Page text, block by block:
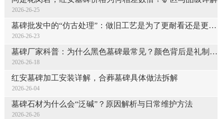
2026-26-25
墓碑批发中的“仿古处理”：做旧工艺是为了更耐看还是更耐候？
2026-26-23
墓碑厂家科普：为什么黑色墓碑最常见？颜色背后是礼制还是审美？
2026-26-18
红安墓碑加工安装详解，合葬墓碑具体做法拆解
2026-26-04
墓碑石材为什么会“泛碱”？原因解析与日常维护方法
2026-26-26